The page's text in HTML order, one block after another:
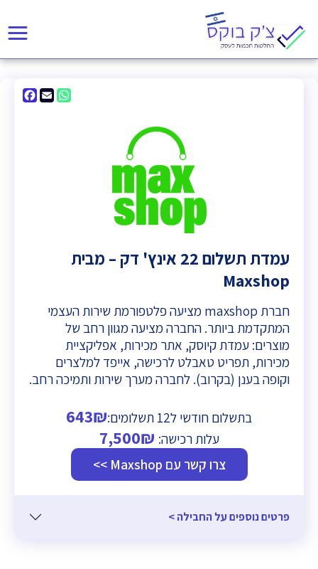
Email
WhatsApp
עמדת תשלום 22 אינץ' דק – מבית
Maxshop
חברת maxshop מציעה פלטפורמת שירות העצמי
המתקדמת ביותר. החברה מציעה מגוון רחב של
מוצרים: עמדת קיוסק, אתר מכירות, אפליקציית
מכירות, תפריט טאבלט לרכישה, אייפד למלצרים
וקופה בענן (בקרוב). לחברה מערך שירות ותמיכה רחב.
בתשלום חודשי ל12 תשלומים: 643₪
עלות רכישה:7,500₪
צרו קשר עם Maxshop >>
פרטים נוספים על החבילה >